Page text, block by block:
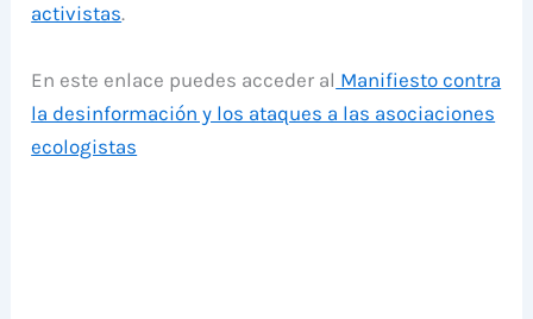
activistas.
En este enlace puedes acceder al Manifiesto contra
la desinformación y los ataques a las asociaciones
ecologistas